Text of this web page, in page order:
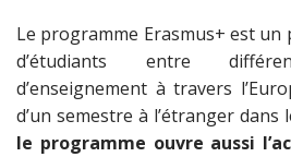
Le programme Erasmus+ est un
d’étudiants entre
d’enseignement à travers
d’un semestre à l’étranger dans
le programme ouvre aussi